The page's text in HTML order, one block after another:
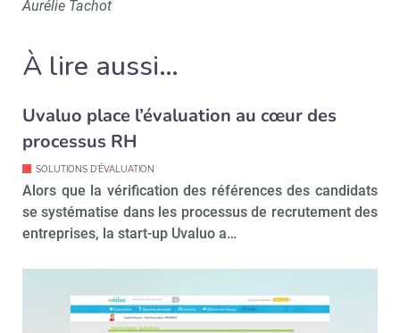
Aurélie Tachot
À lire aussi…
Uvaluo place l’évaluation au cœur des
processus RH
SOLUTIONS D'ÉVALUATION
Alors que la vérification des références des candidats
se systématise dans les processus de recrutement des
entreprises, la start-up Uvaluo a…
Recevoir RH Matin
Valider
Non merci, je reçois déjà
!
tard